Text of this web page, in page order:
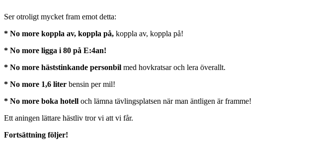
Ser otroligt mycket fram emot detta:
* No more koppla av, koppla på, koppla av, koppla på!
* No more ligga i 80 på E:4an!
* No more häststinkande personbil med hovkratsar och lera överallt.
* No more 1,6 liter bensin per mil!
* No more boka hotell och lämna tävlingsplatsen när man äntligen är framme!
Ett aningen lättare hästliv tror vi att vi får.
Fortsättning följer!